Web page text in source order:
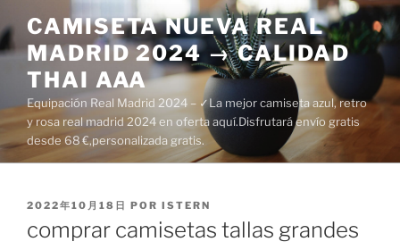
al
contenido
CAMISETA NUEVA REAL
MADRID 2024 → CALIDAD
THAI AAA
Equipación Real Madrid 2024 – ✓La mejor camiseta azul, retro
y rosa real madrid 2024 en oferta aquí.Disfrutará envío gratis
desde 68 €,personalizada gratis.
PUBLICADO
2022年10月18日 POR ISTERN
comprar camisetas tallas grandes